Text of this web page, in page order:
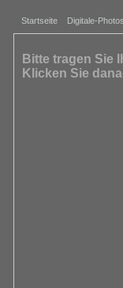
Startseite Digitale-Photos
Bitte tragen Sie
Klicken Sie